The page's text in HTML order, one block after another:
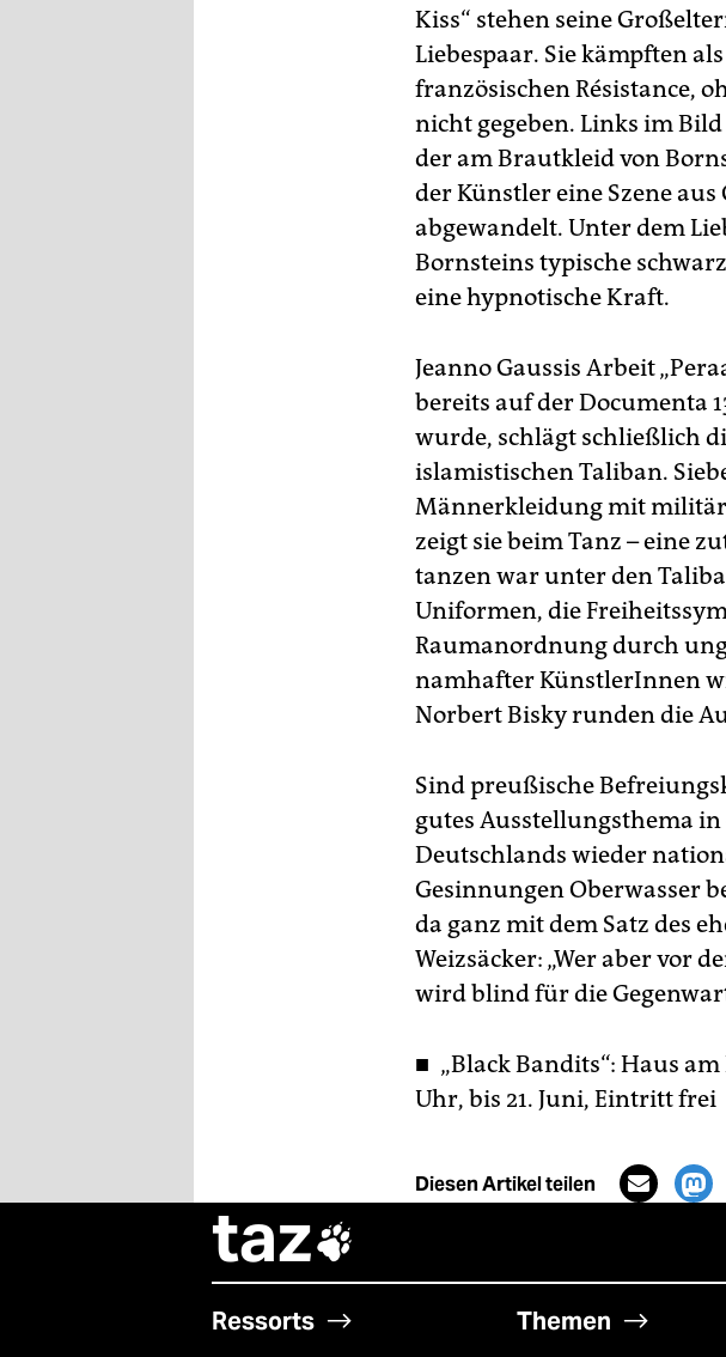
Kiss“ stehen seine
Liebespaar. Sie kämpften
französischen Résistance,
nicht gegeben. Links im
der am Brautkleid von
der Künstler eine Szene aus
abgewandelt. Unter dem
Bornsteins typische
eine hypnotische Kraft.
Jeanno Gaussis Arbeit
bereits auf der Documenta
wurde, schlägt schließlich
islamistischen Taliban.
Männerkleidung mit
zeigt sie beim Tanz – eine
tanzen war unter den
Uniformen, die
Raumanordnung durch
namhafter KünstlerInnen
Norbert Bisky runden die
Sind preußische
gutes Ausstellungsthema
Deutschlands wieder
Gesinnungen Oberwasser
da ganz mit dem Satz des
Weizsäcker: „Wer aber vor
wird blind für die
■ „Black Bandits“: Haus
Uhr, bis 21. Juni, Eintritt frei
Diesen Artikel teilen
taz
Ressorts Themen